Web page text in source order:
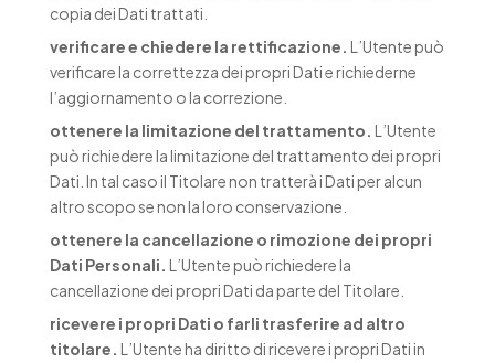
copia dei Dati trattati.
verificare e chiedere la rettificazione. L’Utente può
verificare la correttezza dei propri Dati e richiederne
l’aggiornamento o la correzione.
ottenere la limitazione del trattamento. L’Utente
può richiedere la limitazione del trattamento dei propri
Dati. In tal caso il Titolare non tratterà i Dati per alcun
altro scopo se non la loro conservazione.
ottenere la cancellazione o rimozione dei propri
Dati Personali. L’Utente può richiedere la
cancellazione dei propri Dati da parte del Titolare.
ricevere i propri Dati o farli trasferire ad altro
titolare. L’Utente ha diritto di ricevere i propri Dati in